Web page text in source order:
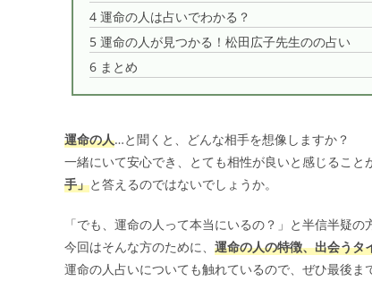
4運命の人は占いでわかる？
5運命の人が見つかる！松田広子先生のの占い
6まとめ
運命の人…と聞くと、どんな相手を想像しますか？
一緒にいて安心でき、とても相性が良いと感じるこ
手」と答えるのではないでしょうか。
「でも、運命の人って本当にいるの？」と半信半疑の
今回はそんな方のために、 運命の人の特徴、出会うタ
運命の人占いについても触れているので、ぜひ最後ま